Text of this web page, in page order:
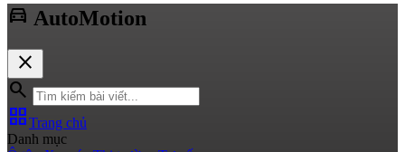
directions_car AutoMotion
close
search
grid_viewTrang chủ
Danh mục